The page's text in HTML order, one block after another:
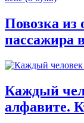
Повозка из
пассажира
Каждый
алфавите.